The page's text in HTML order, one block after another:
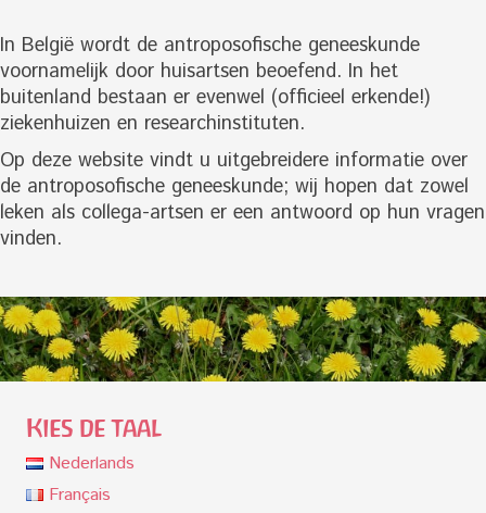
In België wordt de antroposofische geneeskunde
voornamelijk door huisartsen beoefend. In het
buitenland bestaan er evenwel (officieel erkende!)
ziekenhuizen en researchinstituten.
Op deze website vindt u uitgebreidere informatie over
de antroposofische geneeskunde; wij hopen dat zowel
leken als collega-artsen er een antwoord op hun vragen
vinden.
Kies de taal
Nederlands
Français